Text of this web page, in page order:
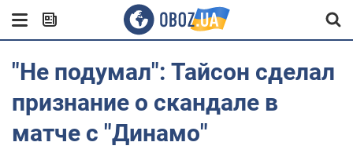
"Не подумал": Тайсон сделал
признание о скандале в
матче с "Динамо"